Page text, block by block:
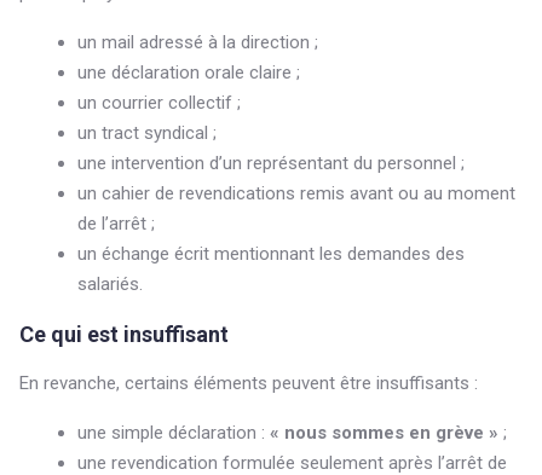
un mail adressé à la direction ;
une déclaration orale claire ;
un courrier collectif ;
un tract syndical ;
une intervention d’un représentant du personnel ;
un cahier de revendications remis avant ou au moment
de l’arrêt ;
un échange écrit mentionnant les demandes des
salariés.
Ce qui est insuffisant
En revanche, certains éléments peuvent être insuffisants :
une simple déclaration : « nous sommes en grève » ;
une revendication formulée seulement après l’arrêt de